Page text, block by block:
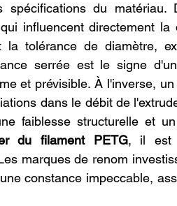
spécifications du
influencent directement
tolérance de diamètre,
serrée est le signe
et prévisible. À l'inverse,
dans le débit de
faiblesse structurelle et
du filament PETG, il est
marques de renom
constance impeccable,